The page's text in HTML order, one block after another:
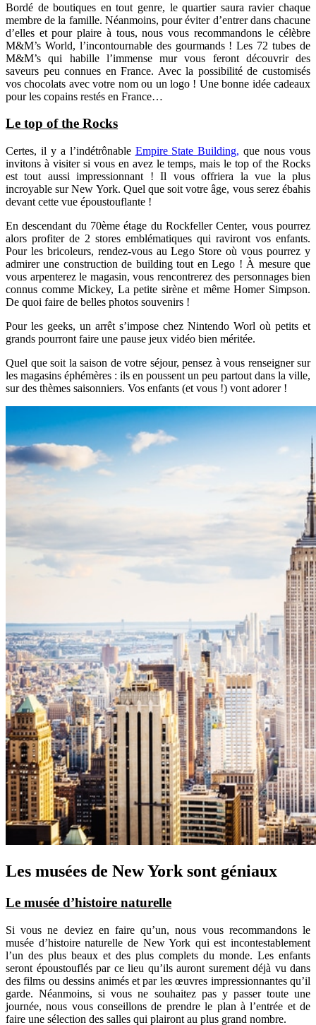
Bordé de boutiques en tout genre, le quartier saura ravier chaque
membre de la famille. Néanmoins, pour éviter d’entrer dans chacune
d’elles et pour plaire à tous, nous vous recommandons le célèbre
M&M’s World, l’incontournable des gourmands ! Les 72 tubes de
M&M’s qui habille l’immense mur vous feront découvrir des
saveurs peu connues en France. Avec la possibilité de customisés
vos chocolats avec votre nom ou un logo ! Une bonne idée cadeaux
pour les copains restés en France…
Le top of the Rocks
Certes, il y a l’indétrônable Empire State Building, que nous vous
invitons à visiter si vous en avez le temps, mais le top of the Rocks
est tout aussi impressionnant ! Il vous offriera la vue la plus
incroyable sur New York. Quel que soit votre âge, vous serez ébahis
devant cette vue époustouflante !
En descendant du 70ème étage du Rockfeller Center, vous pourrez
alors profiter de 2 stores emblématiques qui raviront vos enfants.
Pour les bricoleurs, rendez-vous au Lego Store où vous pourrez y
admirer une construction de building tout en Lego ! À mesure que
vous arpenterez le magasin, vous rencontrerez des personnages bien
connus comme Mickey, La petite sirène et même Homer Simpson.
De quoi faire de belles photos souvenirs !
Pour les geeks, un arrêt s’impose chez Nintendo Worl où petits et
grands pourront faire une pause jeux vidéo bien méritée.
Quel que soit la saison de votre séjour, pensez à vous renseigner sur
les magasins éphémères : ils en poussent un peu partout dans la ville,
sur des thèmes saisonniers. Vos enfants (et vous !) vont adorer !
Les musées de New York sont géniaux
Le musée d’histoire naturelle
Si vous ne deviez en faire qu’un, nous vous recommandons le
musée d’histoire naturelle de New York qui est incontestablement
l’un des plus beaux et des plus complets du monde. Les enfants
seront époustouflés par ce lieu qu’ils auront surement déjà vu dans
des films ou dessins animés et par les œuvres impressionnantes qu’il
garde. Néanmoins, si vous ne souhaitez pas y passer toute une
journée, nous vous conseillons de prendre le plan à l’entrée et de
faire une sélection des salles qui plairont au plus grand nombre.